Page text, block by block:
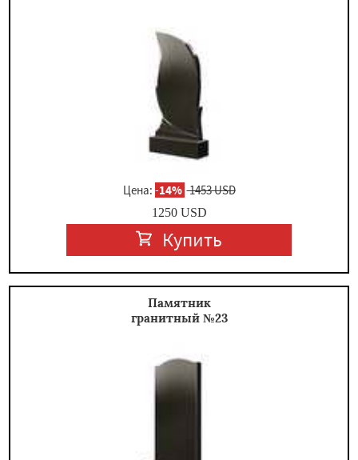
Цена: -14% 1453 USD
1250USD
Купить
Памятник
гранитный №23